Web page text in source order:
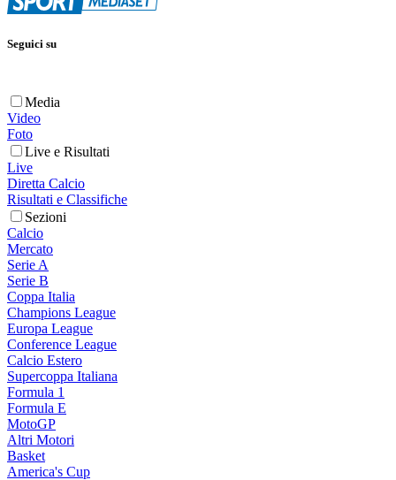
Seguici su
Media
Video
Foto
Live e Risultati
Live
Diretta Calcio
Risultati e Classifiche
Sezioni
Calcio
Mercato
Serie A
Serie B
Coppa Italia
Champions League
Europa League
Conference League
Calcio Estero
Supercoppa Italiana
Formula 1
Formula E
MotoGP
Altri Motori
Basket
America's Cup